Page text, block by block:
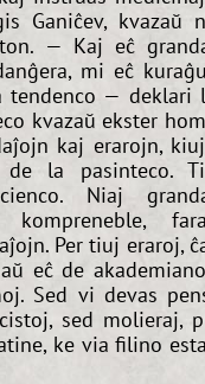
Ganiĉev, kvazaŭ
— Kaj eĉ
mi eĉ
tendenco — deklari
kvazaŭ ekster
kaj erarojn,
la pasinteco.
Niaj
kompreneble,
Per tiuj eraroj,
eĉ de
Sed vi devas
sed molieraj,
ke via filino